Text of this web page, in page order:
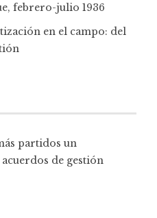
febrero-julio 1936
en el campo: del
partidos un
de gestión